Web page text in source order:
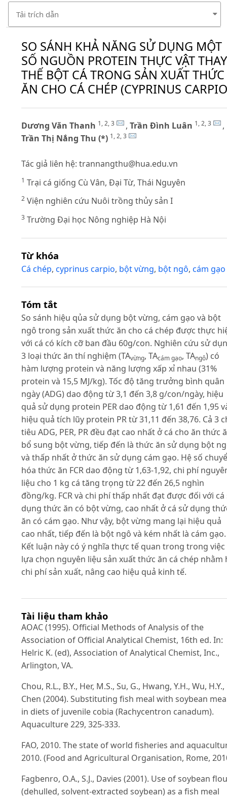
Tải trích dẫn
SO SÁNH KHẢ NĂNG SỬ DỤNG MỘT
SỐ NGUỒN PROTEIN THỰC VẬT THAY
THẾ BỘT CÁ TRONG SẢN XUẤT THỨC
ĂN CHO CÁ CHÉP (CYPRINUS
Dương Văn Thanh 1, 2, 3 , Trần Đình Luân 1, 2, 3
,
Trần Thị Nắng Thu (*) 1, 2, 3
Tác giả liên hệ: trannangthu@hua.edu.vn
1 Trại cá giống Cù Vân, Đại Từ, Thái Nguyên
2 Viện nghiên cứu Nuôi trồng thủy sản I
3 Trường Đại học Nông nghiệp Hà Nội
Từ khóa
Cá chép, cyprinus carpio, bột vừng, bột ngô, cám gạo
Tóm tắt
So sánh hiệu qủa sử dụng bột vừng, cám gạo và bột
ngô trong sản xuất thức ăn cho cá chép được thực
với cá có kích cỡ ban đầu 60g/con. Nghiên cứu sử
3 loại thức ăn thí nghiệm (TAvừng, TAcám gạo, TAngô) có
hàm lượng protein và năng lượng xấp xỉ nhau (31%
protein và 15,5 MJ/kg). Tốc độ tăng trưởng bình quân
ngày (ADG) dao động từ 3,1 đến 3,8 g/con/ngày, hiệu
quả sử dụng protein PER dao động từ 1,61 đến 1,95
hiệu quả tích lũy protein PR từ 31,11 đến 38,76. Cả 3
tiêu ADG, PER, PR đều đạt cao nhất ở cá cho ăn thức
bổ sung bột vừng, tiếp đến là thức ăn sử dụng bột
và thấp nhất ở thức ăn sử dụng cám gạo. Hệ số
hóa thức ăn FCR dao động từ 1,63-1,92, chi phí
liệu cho 1 kg cá tăng trọng từ 22 đến 26,5 nghìn
đồng/kg. FCR và chi phí thấp nhất đạt được đối với cá
dụng thức ăn có bột vừng, cao nhất ở cá sử dụng
ăn có cám gạo. Như vậy, bột vừng mang lại hiệu quả
cao nhất, tiếp đến là bột ngô và kém nhất là cám gạo.
Kết luận này có ý nghĩa thực tế quan trong trong việc
lựa chọn nguyên liệu sản xuất thức ăn cá chép nhằm
chi phí sản xuất, nâng cao hiệu quả kinh tế.
Tài liệu tham khảo
AOAC (1995). Official Methods of Analysis of the
Association of Official Analytical Chemist, 16th ed. In:
Helric K. (ed), Association of Analytical Chemist, Inc.,
Arlington, VA.
Chou, R.L., B.Y., Her, M.S., Su, G., Hwang, Y.H., Wu, H.Y.,
Chen (2004). Substituting fish meal with soybean
in diets of juvenile cobia (Rachycentron canadum).
Aquaculture 229, 325-333.
FAO, 2010. The state of world fisheries and
2010. (Food and Agricultural Organisation, Rome,
Fagbenro, O.A., S.J., Davies (2001). Use of soybean
(dehulled, solvent-extracted soybean) as a fish meal